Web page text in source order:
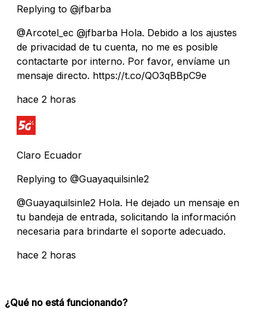
Replying to @jfbarba
@Arcotel_ec @jfbarba Hola. Debido a los ajustes
de privacidad de tu cuenta, no me es posible
contactarte por interno. Por favor, envíame un
mensaje directo. https://t.co/QO3qBBpC9e
hace 2 horas
Claro Ecuador
Replying to @Guayaquilsinle2
@Guayaquilsinle2 Hola. He dejado un mensaje en
tu bandeja de entrada, solicitando la información
necesaria para brindarte el soporte adecuado.
hace 2 horas
¿Qué no está funcionando?